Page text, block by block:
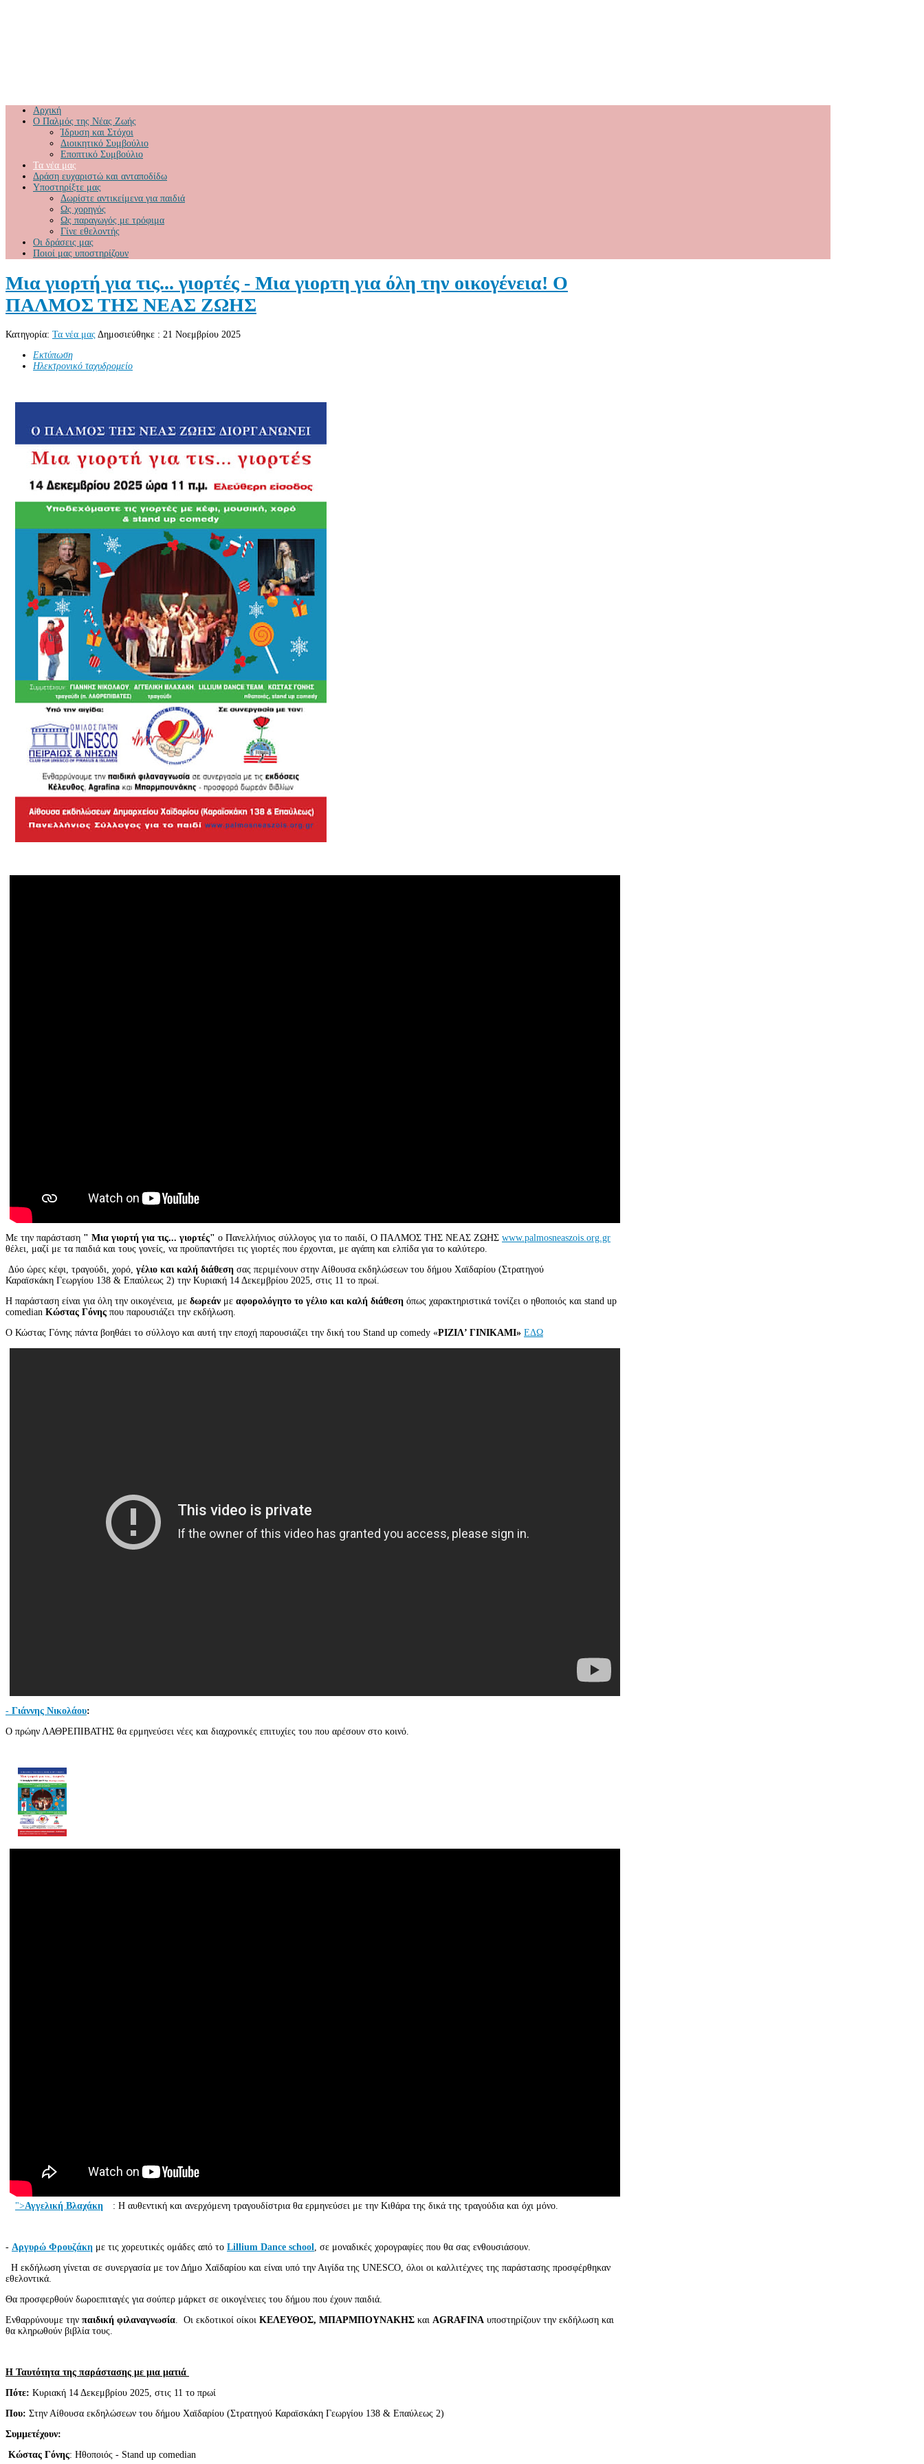
Αρχική
Ο Παλμός της Νέας Ζωής
Ίδρυση και Στόχοι
Διοικητικό Συμβούλιο
Εποπτικό Συμβούλιο
Τα νέα μας
Δράση ευχαριστώ και ανταποδίδω
Υποστηρίξτε μας
Δωρίστε αντικείμενα για παιδιά
Ως χορηγός
Ως παραγωγός με τρόφιμα
Γίνε εθελοντής
Οι δράσεις μας
Ποιοί μας υποστηρίζουν
Μια γιορτή για τις... γιορτές - Μια γιορτη για όλη την οικογένεια! Ο
ΠΑΛΜΟΣ ΤΗΣ ΝΕΑΣ ΖΩΗΣ
Κατηγορία: Τα νέα μας Δημοσιεύθηκε : 21 Νοεμβρίου 2025
Εκτύπωση
Ηλεκτρονικό ταχυδρομείο
Με την παράσταση " Μια γιορτή για τις... γιορτές" ο Πανελλήνιος σύλλογος για το παιδί, Ο ΠΑΛΜΟΣ ΤΗΣ ΝΕΑΣ ΖΩΗΣ www.palmosneaszois.org.gr
θέλει, μαζί με τα παιδιά και τους γονείς, να προϋπαντήσει τις γιορτές που έρχονται, με αγάπη και ελπίδα για το καλύτερο.
Δύο ώρες κέφι, τραγούδι, χορό, γέλιο και καλή διάθεση σας περιμένουν στην Αίθουσα εκδηλώσεων του δήμου Χαϊδαρίου (Στρατηγού
Καραϊσκάκη Γεωργίου 138 & Επαύλεως 2) την Κυριακή 14 Δεκεμβρίου 2025, στις 11 το πρωί.
Η παράσταση είναι για όλη την οικογένεια, με δωρεάν με αφορολόγητο το γέλιο και καλή διάθεση όπως χαρακτηριστικά τονίζει ο ηθοποιός και stand up
comedian Κώστας Γόνης που παρουσιάζει την εκδήλωση.
Ο Κώστας Γόνης πάντα βοηθάει το σύλλογο και αυτή την εποχή παρουσιάζει την δική του Stand up comedy «ΡΙΖΙΛ’ ΓΙΝΙΚΑΜΙ» ΕΔΩ
- Γιάννης Νικολάου:
Ο πρώην ΛΑΘΡΕΠΙΒΑΤΗΣ θα ερμηνεύσει νέες και διαχρονικές επιτυχίες του που αρέσουν στο κοινό.
">Αγγελική Βλαχάκη : Η αυθεντική και ανερχόμενη τραγουδίστρια θα ερμηνεύσει με την Κιθάρα της δικά της τραγούδια και όχι μόνο.
- Αργυρώ Φρουζάκη με τις χορευτικές ομάδες από το Lillium Dance school, σε μοναδικές χορογραφίες που θα σας ενθουσιάσουν.
Η εκδήλωση γίνεται σε συνεργασία με τον Δήμο Χαϊδαρίου και είναι υπό την Αιγίδα της UNESCO, όλοι οι καλλιτέχνες της παράστασης προσφέρθηκαν
εθελοντικά.
Θα προσφερθούν δωροεπιταγές για σούπερ μάρκετ σε οικογένειες του δήμου που έχουν παιδιά.
Ενθαρρύνουμε την παιδική φιλαναγνωσία. Οι εκδοτικοί οίκοι ΚΕΛΕΥΘΟΣ, ΜΠΑΡΜΠΟΥΝΑΚΗΣ και AGRAFINA υποστηρίζουν την εκδήλωση και
θα κληρωθούν βιβλία τους.
Η Ταυτότητα της παράστασης με μια ματιά
Πότε: Κυριακή 14 Δεκεμβρίου 2025, στις 11 το πρωί
Που: Στην Αίθουσα εκδηλώσεων του δήμου Χαϊδαρίου (Στρατηγού Καραϊσκάκη Γεωργίου 138 & Επαύλεως 2)
Συμμετέχουν:
Κώστας Γόνης: Ηθοποιός - Stand up comedian